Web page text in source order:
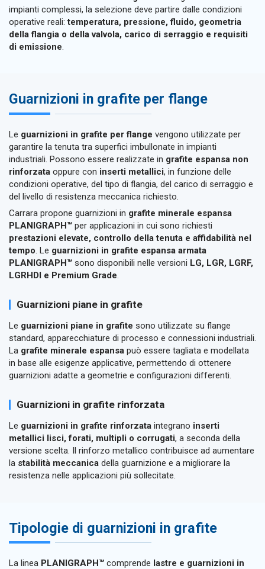
impianti complessi, la selezione deve partire dalle condizioni
operative reali:temperatura, pressione, fluido, geometria
della flangia o della valvola, carico di serraggio e requisiti
di emissione.
Guarnizioni in grafite per flange
Le guarnizioni in grafite per flange vengono utilizzate per
garantire la tenuta tra superfici imbullonate in impianti
industriali. Possono essere realizzate in grafite espansa non
rinforzata oppure con inserti metallici, in funzione delle
condizioni operative, del tipo di flangia, del carico di serraggio e
del livello di resistenza meccanica richiesto.
Carrara propone guarnizioni in grafite minerale espansa
PLANIGRAPH™ per applicazioni in cui sono richiesti
prestazioni elevate, controllo della tenuta e affidabilità nel
tempo. Le guarnizioni in grafite espansa armata
PLANIGRAPH™ sono disponibili nelle versioni LG, LGR, LGRF,
LGRHDI e Premium Grade.
Guarnizioni piane in grafite
Le guarnizioni piane in grafite sono utilizzate su flange
standard, apparecchiature di processo e connessioni industriali.
La grafite minerale espansa può essere tagliata e modellata
in base alle esigenze applicative, permettendo di ottenere
guarnizioni adatte a geometrie e configurazioni differenti.
Guarnizioni in grafite rinforzata
Le guarnizioni in grafite rinforzata integrano inserti
metallici lisci, forati, multipli o corrugati, a seconda della
versione scelta. Il rinforzo metallico contribuisce ad aumentare
la stabilità meccanica della guarnizione e a migliorare la
resistenza nelle applicazioni più sollecitate.
Tipologie di guarnizioni in grafite
La linea PLANIGRAPH™ comprende lastre e guarnizioni in